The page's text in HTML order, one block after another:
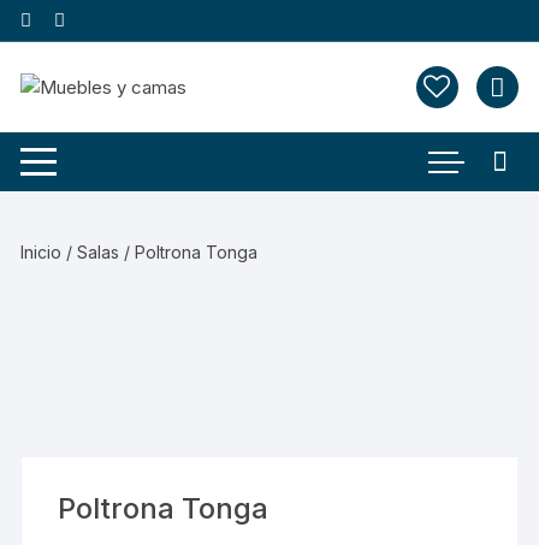
Saltar
al
contenido
Inicio /Salas / Poltrona Tonga
Poltrona Tonga